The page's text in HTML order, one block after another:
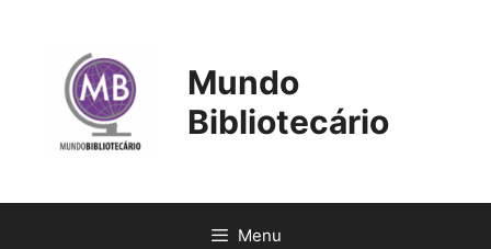
conteúdo
Mundo
Bibliotecário
Menu